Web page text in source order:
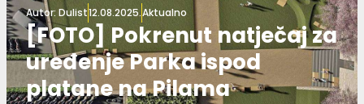
Autor: Dulist12.08.2025.Aktualno
[FOTO] Pokrenut natječaj za
uređenje Parka ispod
platane na Pilama